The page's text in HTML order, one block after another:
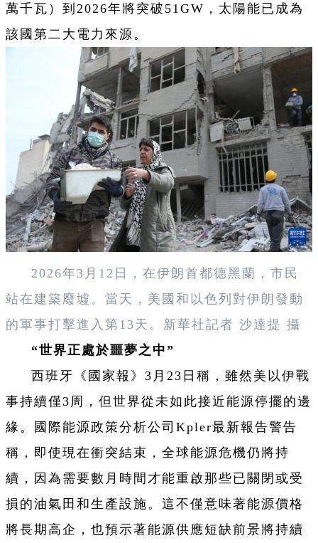
萬千瓦）到2026年將突破51GW，太陽能已成為
該國第二大電力來源。
2026年3月12日，在伊朗首都德黑蘭，市民
站在建築廢墟。當天，美國和以色列對伊朗發動
的軍事打擊進入第13天。新華社記者 沙達提 攝
“世界正處於噩夢之中”
西班牙《國家報》3月23日稱，雖然美以伊戰
事持續僅3周，但世界從未如此接近能源停擺的邊
緣。國際能源政策分析公司Kpler最新報告警告
稱，即使現在衝突結束，全球能源危機仍將持
續，因為需要數月時間才能重啟那些已關閉或受
損的油氣田和生產設施。這不僅意味著能源價格
將長期高企，也預示著能源供應短缺前景將持續